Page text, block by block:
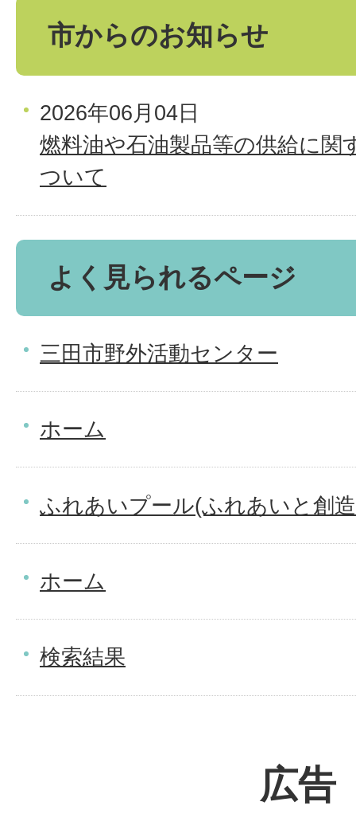
市からのお知らせ
2026年06月04日
燃料油や石油製品等の供給に関
ついて
よく見られるページ
三田市野外活動センター
ホーム
ふれあいプール(ふれあいと創
ホーム
検索結果
広告